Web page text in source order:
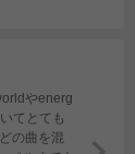
やenerg
てとても
の曲を混